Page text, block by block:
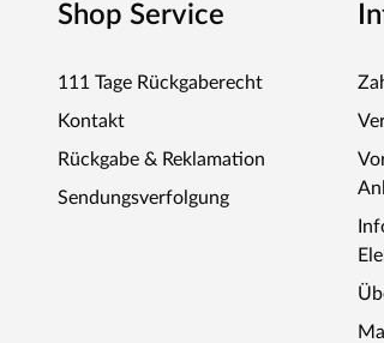
Shop Service
111 Tage Rückgaberecht
Kontakt
Rückgabe & Reklamation
Sendungsverfolgung